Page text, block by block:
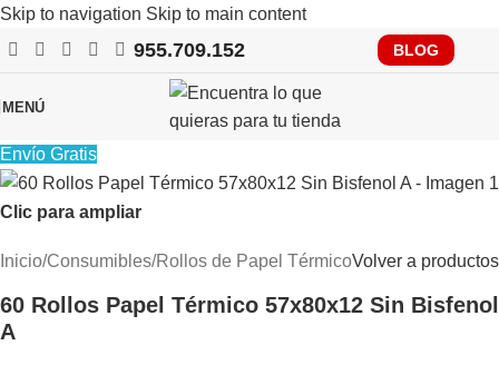
Skip to navigation Skip to main content
RECUERDA QUE PRONTO TENDRÁS QUE CUMPLIR CON
VERIFACTU, CONSÚLTANOS
955.709.152 BLOG
MENÚ
Envío Gratis
Clic para ampliar
Inicio/Consumibles/Rollos de Papel TérmicoVolver a productos
60 Rollos Papel Térmico 57x80x12 Sin Bisfenol
A